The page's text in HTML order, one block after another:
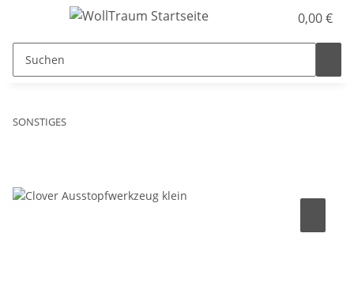
0,00 €
SONSTIGES